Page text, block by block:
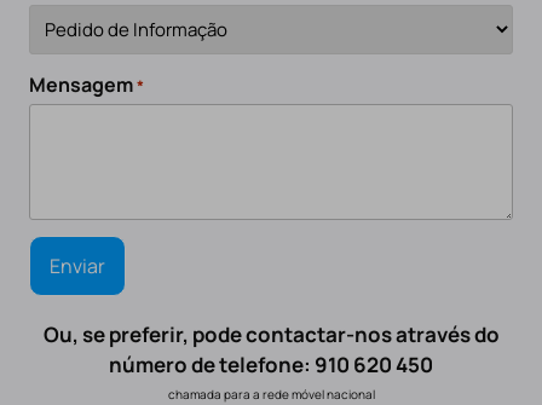
Mensagem*
Ou, se preferir, pode contactar-nos através do
número de telefone: 910 620 450
chamada para a rede móvel nacional